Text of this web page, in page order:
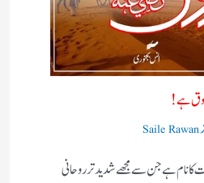
ہے!
Saile Rawan
کا نام ہے جن سے مجھے شدید تر روحانی